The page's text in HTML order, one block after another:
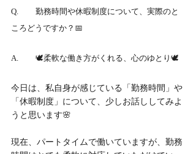
Q.	勤務時間や休暇制度について、実際のと
ころどうですか？📅
A.	🕊️柔軟な働き方がくれる、心のゆとり🕊️
今日は、私自身が感じている「勤務時間」や
「休暇制度」について、少しお話ししてみよ
うと思います🌸
現在、パートタイムで働いていますが、勤務